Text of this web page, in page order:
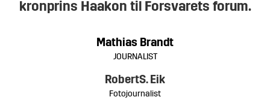
kronprins Haakon til Forsvarets forum.
Mathias Brandt
JOURNALIST
RobertS. Eik
Fotojournalist